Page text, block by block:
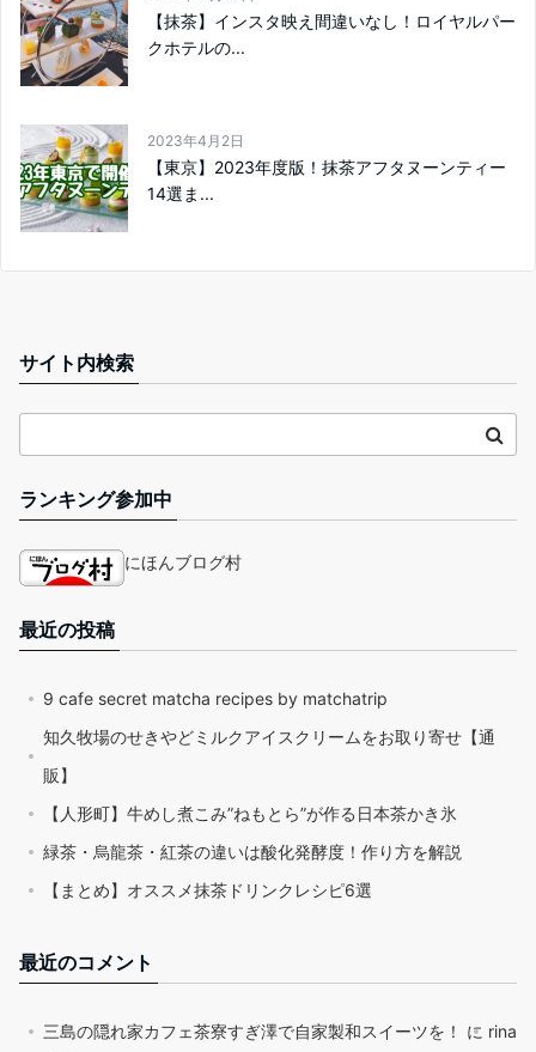
【抹茶】インスタ映え間違いなし！ロイヤルパー
クホテルの...
2023年4月2日
【東京】2023年度版！抹茶アフタヌーンティー
14選ま...
サイト内検索
ランキング参加中
にほんブログ村
最近の投稿
9 cafe secret matcha recipes by matchatrip
知久牧場のせきやどミルクアイスクリームをお取り寄せ【通
販】
【人形町】牛めし煮こみ”ねもとら”が作る日本茶かき氷
緑茶・烏龍茶・紅茶の違いは酸化発酵度！作り方を解説
【まとめ】オススメ抹茶ドリンクレシピ6選
最近のコメント
三島の隠れ家カフェ茶寮すぎ澤で自家製和スイーツを！ に rina